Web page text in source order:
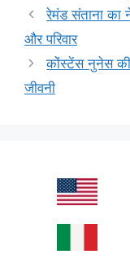
रेमंड संताना का
और परिवार
कोंस्टेंस नुनेस
जीवनी